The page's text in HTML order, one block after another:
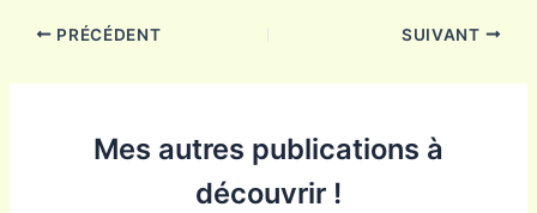
PRÉCÉDENT SUIVANT
Mes autres publications à
découvrir !